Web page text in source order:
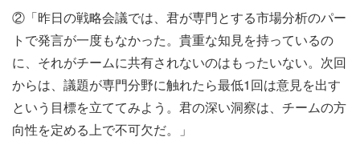
②「昨日の戦略会議では、君が専門とする市場分析のパー
トで発言が一度もなかった。貴重な知見を持っているの
に、それがチームに共有されないのはもったいない。次回
からは、議題が専門分野に触れたら最低1回は意見を出す
という目標を立ててみよう。君の深い洞察は、チームの方
向性を定める上で不可欠だ。」